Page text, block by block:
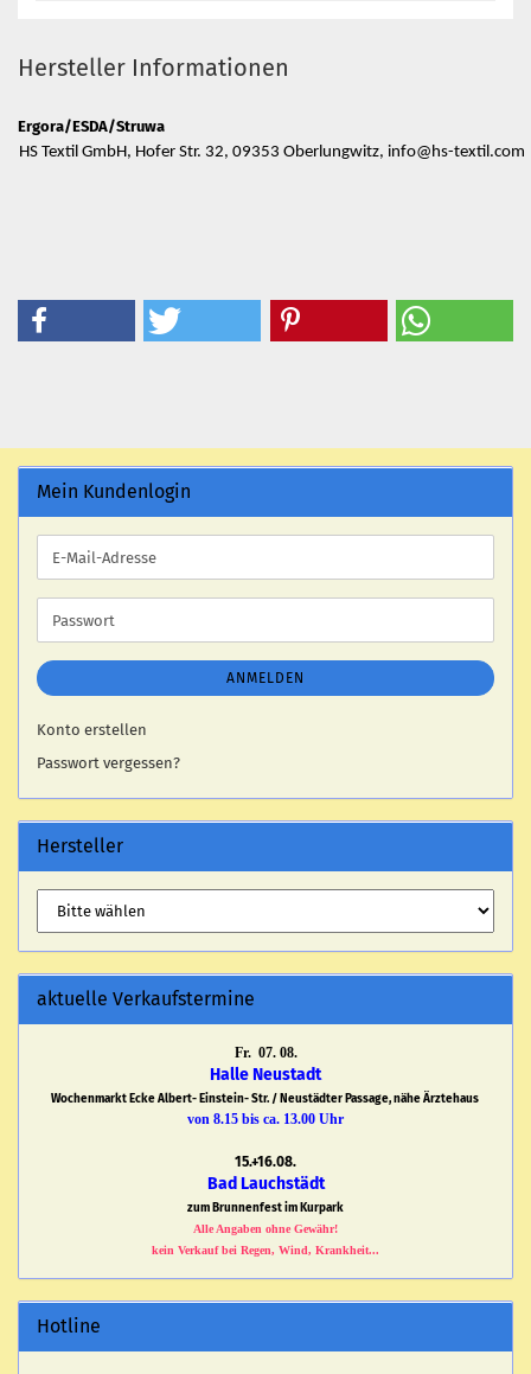
Hersteller Informationen
Ergora/ESDA/Struwa
HS Textil GmbH, Hofer Str. 32, 09353 Oberlungwitz, info@hs-textil.com
Mein Kundenlogin
E-
Mail-
Adresse
Passwort
ANMELDEN
Konto erstellen
Passwort vergessen?
Hersteller
aktuelle Verkaufstermine
Fr. 07. 08.
Halle Neustadt
Wochenmarkt Ecke Albert- Einstein- Str. / Neustädter Passage, nähe Ärztehaus
von 8.15 bis ca. 13.00 Uhr
15.+16.08.
Bad Lauchstädt
zum Brunnenfest im Kurpark
Alle Angaben ohne Gewähr!
kein Verkauf bei Regen, Wind, Krankheit...
Hotline